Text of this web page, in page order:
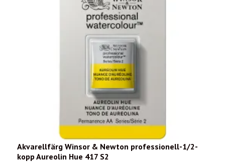
Akvarellfärg Winsor & Newton professionell-1/2-
kopp Aureolin Hue 417 S2